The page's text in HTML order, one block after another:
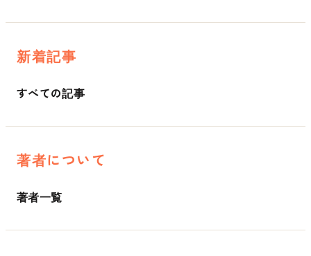
新着記事
すべての記事
著者について
著者一覧